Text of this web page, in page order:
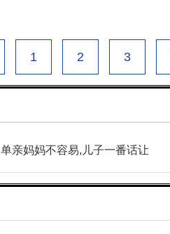
1 2 3
单亲妈妈不容易,儿子一番话让